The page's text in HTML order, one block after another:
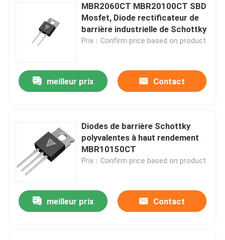
MBR2060CT MBR20100CT SBD
Mosfet, Diode rectificateur de
barrière industrielle de Schottky
Prix：Confirm price based on product
meilleur prix Contact
Diodes de barrière Schottky
polyvalentes à haut rendement
MBR10150CT
Prix：Confirm price based on product
meilleur prix Contact